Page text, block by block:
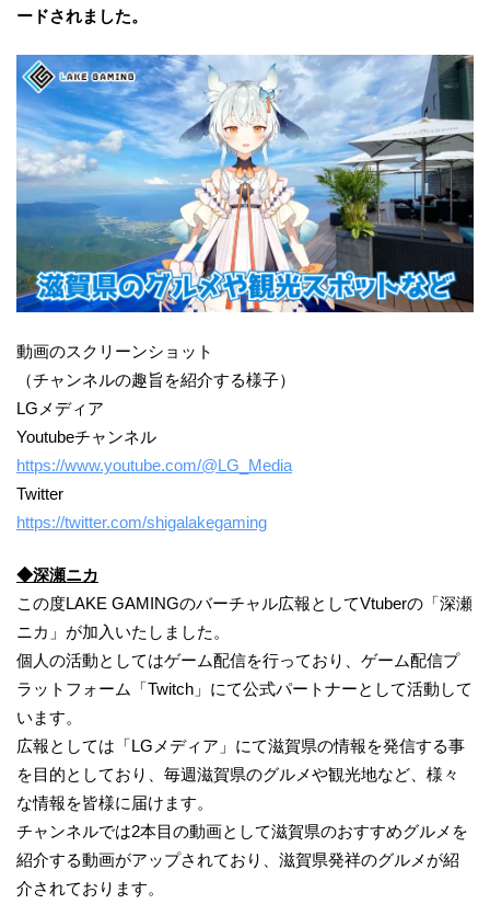
ードされました。
動画のスクリーンショット
（チャンネルの趣旨を紹介する様子）
LGメディア
Youtubeチャンネル
https://www.youtube.com/@LG_Media
Twitter
https://twitter.com/shigalakegaming
◆深瀬ニカ
この度LAKE GAMINGのバーチャル広報としてVtuberの「深瀬
ニカ」が加入いたしました。
個人の活動としてはゲーム配信を行っており、ゲーム配信プ
ラットフォーム「Twitch」にて公式パートナーとして活動して
います。
広報としては「LGメディア」にて滋賀県の情報を発信する事
を目的としており、毎週滋賀県のグルメや観光地など、様々
な情報を皆様に届けます。
チャンネルでは2本目の動画として滋賀県のおすすめグルメを
紹介する動画がアップされており、滋賀県発祥のグルメが紹
介されております。